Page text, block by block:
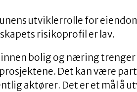
utviklerrolle for
risikoprofil er lav.
innen bolig og næring trenger
Det kan være
aktører. Det er et mål å